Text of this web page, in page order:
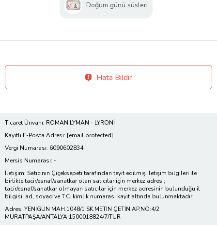
Doğum günü süsleri
Hata Bildir
Ticaret Ünvanı: ROMAN LYMAN - LYRONİ
Kayıtlı E-Posta Adresi: [email protected]
Vergi Numarası: 6090602834
Mersis Numarası: -
İletişim: Satıcının Çiçeksepeti tarafından teyit edilmiş iletişim bilgileri ile
birlikte tacir/esnaf/sanatkar olan satıcılar için merkez adresi;
tacir/esnaf/sanatkar olmayan satıcılar için merkez adresinin bulunduğu il
bilgisi, ad, soyad ve T.C. kimlik numarası kayıt altında bulunmaktadır.
Adres: YENİGÜN MAH.1048/1 SK.METİN ÇETİN AP.NO:4/2
MURATPAŞA/ANTALYA 1500018824/7/TUR